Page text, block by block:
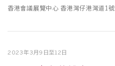
香港會議展覽中心 香港灣仔港灣道1號
2023年3月9日至12日